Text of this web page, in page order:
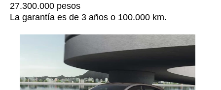
27.300.000 pesos
La garantía es de 3 años o 100.000 km.